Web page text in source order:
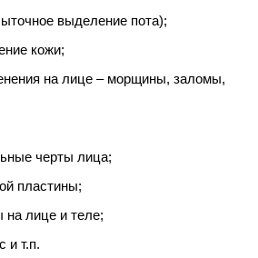
выделение пота);
кожи;
на лице – морщины, заломы,
черты лица;
пластины;
лице и теле;
и т.п.